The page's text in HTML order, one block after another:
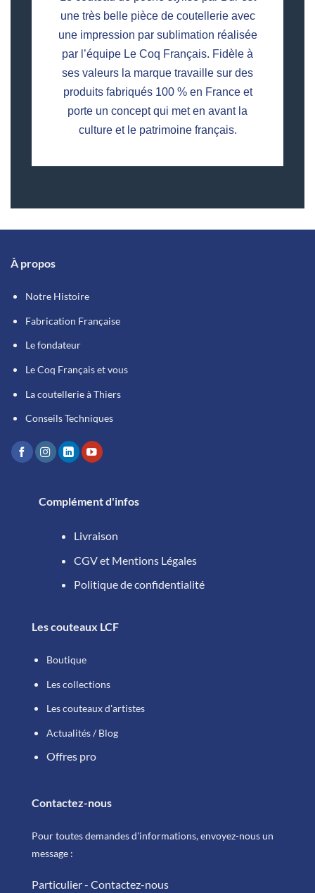
une très belle pièce de coutellerie avec
une impression par sublimation réalisée
par l’équipe Le Coq Français. Fidèle à
ses valeurs la marque travaille sur des
produits fabriqués 100 % en France et
porte un concept qui met en avant la
culture et le patrimoine français.
À propos
Notre Histoire
Fabrication Française
Le fondateur
Le Coq Français et vous
La coutellerie à Thiers
Conseils Techniques
Les couteaux LCF
Boutique
Les collections
Les couteaux d'artistes
Actualités / Blog
Offres pro
Contactez-nous
Pour toutes demandes d'informations, envoyez-nous un
message :
Particulier - Contactez-nous
Complément d'infos
Livraison
CGV et Mentions Légales
Politique de confidentialité